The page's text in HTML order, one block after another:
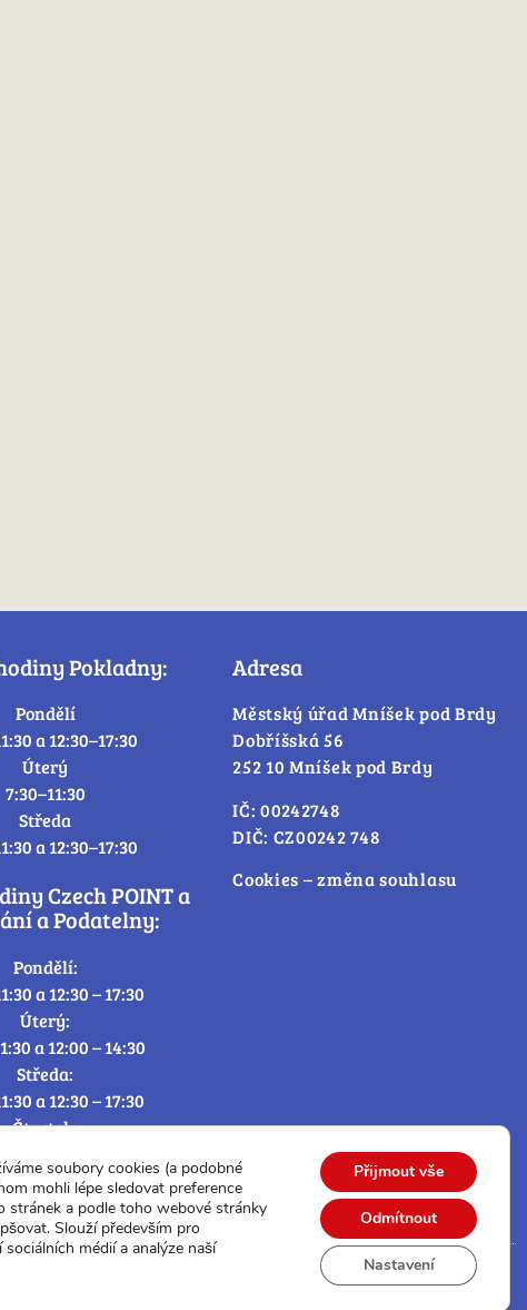
Pokladny:
Pondělí
a 12:30–17:30
Úterý
7:30–11:30
Středa
a 12:30–17:30
Czech POINT a
a Podatelny:
Pondělí:
a 12:30 – 17:30
Úterý:
a 12:00 – 14:30
Středa:
a 12:30 – 17:30
Čtvrtek:
Pátek:
7:30 – 12:30
Adresa
Městský úřad Mníšek pod Brdy
Dobříšská 56
252 10 Mníšek pod Brdy
IČ: 00242748
DIČ: CZ00242 748
Cookies – změna souhlasu
soubory cookies (a podobné
mohli lépe sledovat preference
stránek a podle toho webové stránky
Slouží především pro
médií a analýze naší
Přijmout vše
Odmítnout
Nastavení